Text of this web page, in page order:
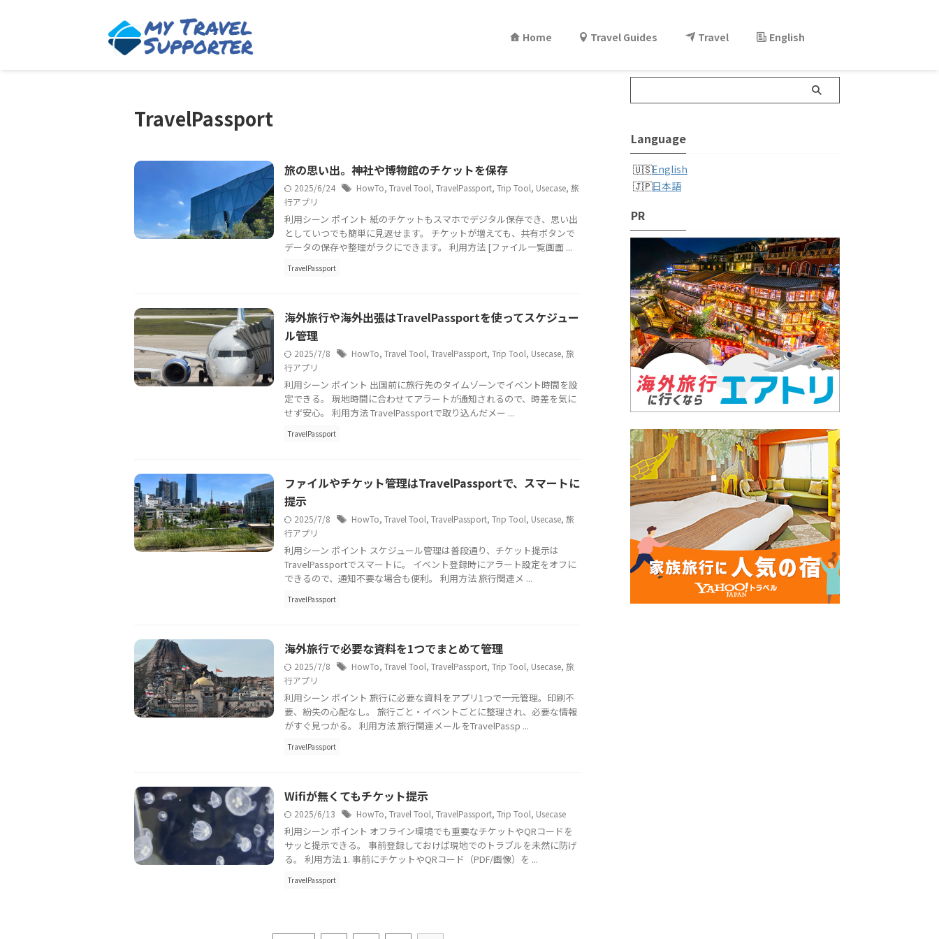
Home Travel Guides Travel English
TravelPassport
旅の思い出。神社や博物館のチケットを保存
2025/6/24 HowTo, Travel Tool, TravelPassport, Trip Tool, Usecase, 旅
行アプリ
利用シーン ポイント 紙のチケットもスマホでデジタル保存でき、思い出
としていつでも簡単に見返せます。 チケットが増えても、共有ボタンで
データの保存や整理がラクにできます。 利用方法 [ファイル一覧画面 ...
TravelPassport
海外旅行や海外出張はTravelPassportを使ってスケジュー
ル管理
2025/7/8 HowTo, Travel Tool, TravelPassport, Trip Tool, Usecase, 旅
行アプリ
利用シーン ポイント 出国前に旅行先のタイムゾーンでイベント時間を設
定できる。 現地時間に合わせてアラートが通知されるので、時差を気に
せず安心。 利用方法 TravelPassportで取り込んだメー ...
TravelPassport
ファイルやチケット管理はTravelPassportで、スマートに
提示
2025/7/8 HowTo, Travel Tool, TravelPassport, Trip Tool, Usecase, 旅
行アプリ
利用シーン ポイント スケジュール管理は普段通り、チケット提示は
TravelPassportでスマートに。 イベント登録時にアラート設定をオフに
できるので、通知不要な場合も便利。 利用方法 旅行関連メ ...
TravelPassport
海外旅行で必要な資料を1つでまとめて管理
2025/7/8 HowTo, Travel Tool, TravelPassport, Trip Tool, Usecase, 旅
行アプリ
利用シーン ポイント 旅行に必要な資料をアプリ1つで一元管理。印刷不
要、紛失の心配なし。 旅行ごと・イベントごとに整理され、必要な情報
がすぐ見つかる。 利用方法 旅行関連メールをTravelPassp ...
TravelPassport
Wifiが無くてもチケット提示
2025/6/13 HowTo, Travel Tool, TravelPassport, Trip Tool, Usecase
利用シーン ポイント オフライン環境でも重要なチケットやQRコードを
サッと提示できる。 事前登録しておけば現地でのトラブルを未然に防げ
る。 利用方法 1. 事前にチケットやQRコード（PDF/画像）を ...
TravelPassport
Language
English
日本語
PR